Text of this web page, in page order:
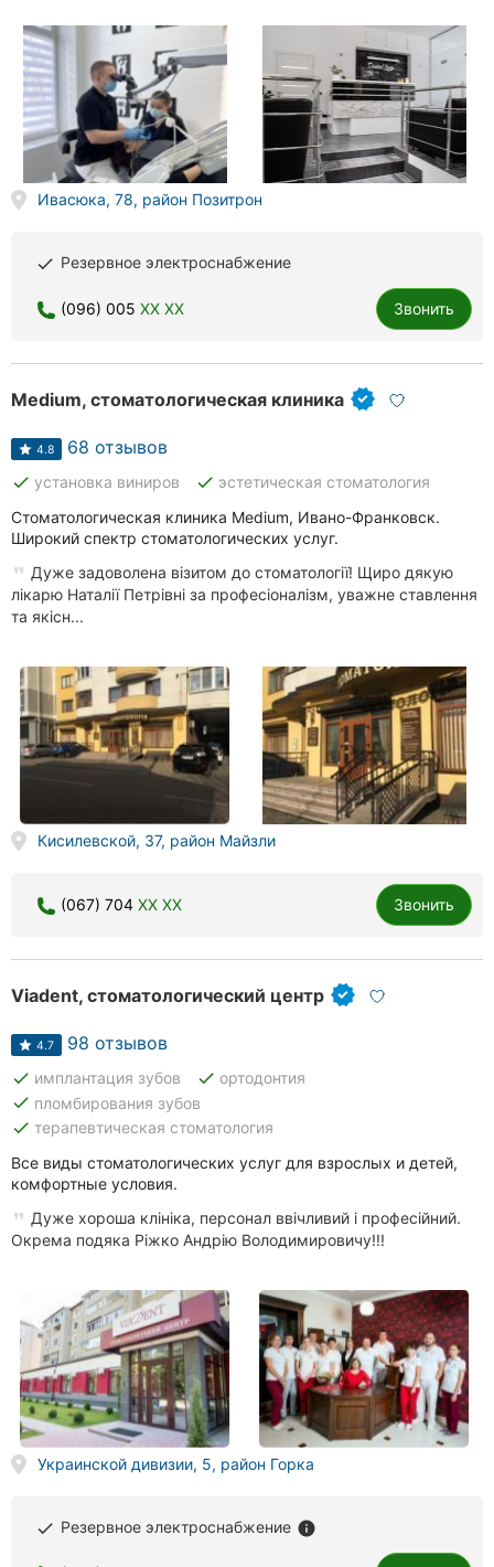
Ивасюка, 78, район Позитрон
done Резервное электроснабжение
(096) 005 XX XX Звонить
Medium, стоматологическая клиника
4.8 68 отзывов
done установка виниров done эстетическая стоматология
Стоматологическая клиника Medium, Ивано-Франковск.
Широкий спектр стоматологических услуг.
Дуже задоволена візитом до стоматології! Щиро дякую
лікарю Наталії Петрівні за професіоналізм, уважне ставлення
та якісн...
Кисилевской, 37, район Майзли
(067) 704 XX XX Звонить
Viadent, стоматологический центр
4.7 98 отзывов
done имплантация зубов done ортодонтия
done пломбирования зубов
done терапевтическая стоматология
Все виды стоматологических услуг для взрослых и детей,
комфортные условия.
Дуже хороша клініка, персонал ввічливий і професійний.
Окрема подяка Ріжко Андрію Володимировичу!!!
Украинской дивизии, 5, район Горка
done Резервное электроснабжение info